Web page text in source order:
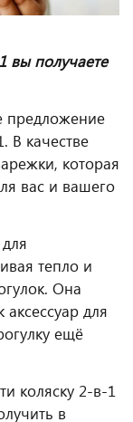
вы получаете
предложение
В качестве
которая
вас и вашего
тепло и
Она
для
ещё
коляску 2-в-1
в